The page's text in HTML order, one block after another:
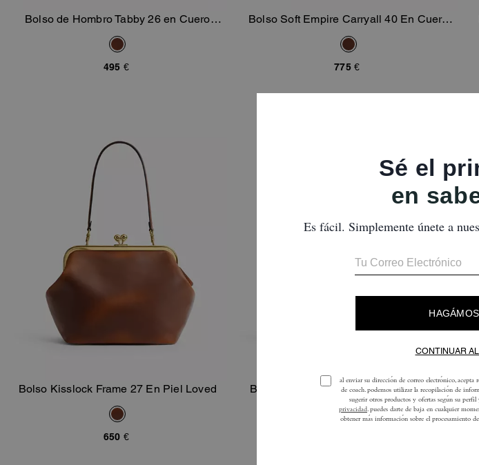
Añadir A La Cesta
Bolso de Hombro Tabby 26 en Cuero
Loved
495 €
Añadir A La Cesta
Bolso Soft Empire Carryall 40 En Cuero
Loved
775 €
Bolso Kisslock Frame 27 En Piel Loved
650 €
Añadir A La Cesta
Bolso de Hombro Ergo con Cinturón 26